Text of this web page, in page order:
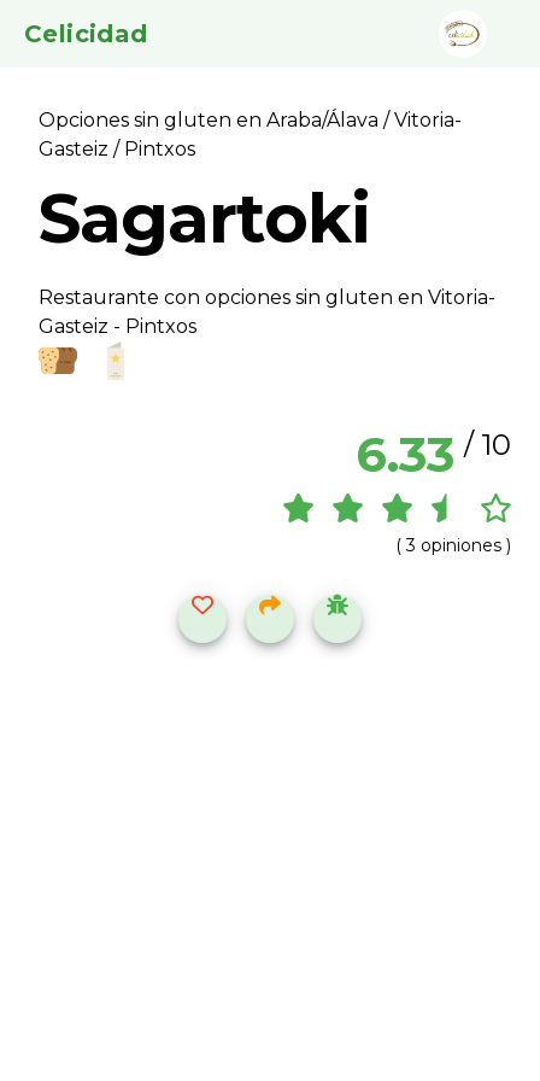
Celicidad
Opciones sin gluten en Araba/Álava /Vitoria-
Gasteiz / Pintxos
Sagartoki
Restaurante con opciones sin gluten en Vitoria-
Gasteiz - Pintxos
6.33 / 10
( 3 opiniones )